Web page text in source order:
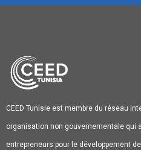
CEED Tunisie est membre du réseau
organisation non gouvernementale qui
entrepreneurs pour le développement